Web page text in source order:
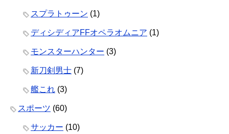
スプラトゥーン (1)
ディシディアFFオペラオムニア (1)
モンスターハンター (3)
新刀剣男士 (7)
艦これ (3)
スポーツ (60)
サッカー (10)